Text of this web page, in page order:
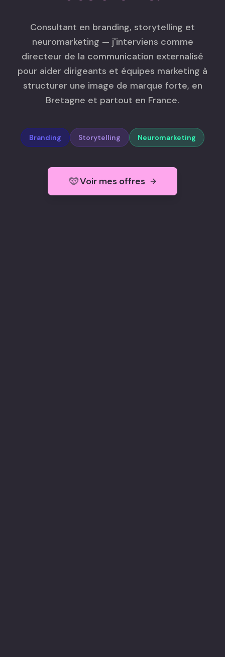
Consultant en branding,
Consultant en branding, storytelling et
neuromarketing — j'interviens comme
directeur de la communication externalisé
pour aider dirigeants et équipes marketing à
structurer une image de marque forte, en
Bretagne et partout en France.
Branding Storytelling Neuromarketing
Voir mes offres